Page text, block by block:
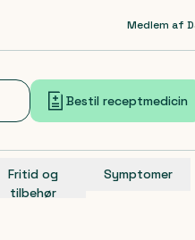
Medlem af
Bestil receptmedicin
Fritid og
tilbehør
Symptomer